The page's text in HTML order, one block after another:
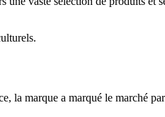
la marque a marqué le marché